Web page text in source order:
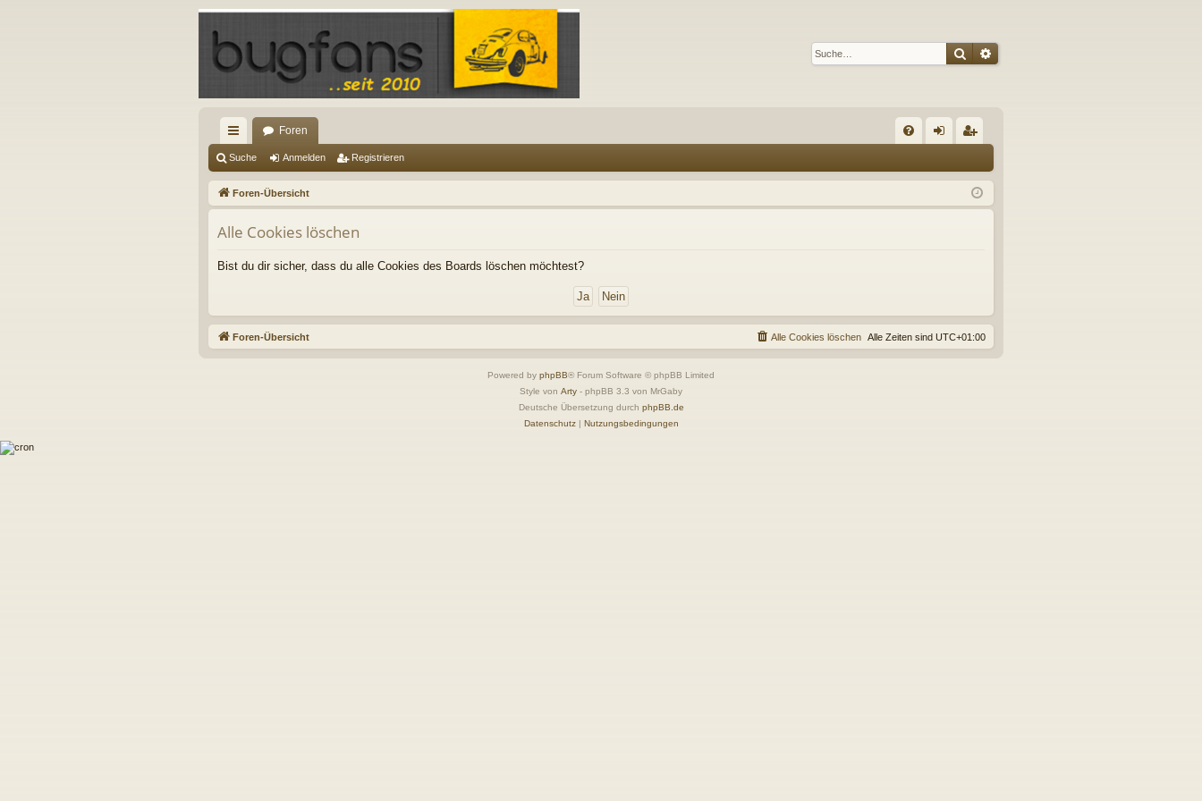
SucheErweiterte Suche
ch
ne
llz
ug
riff
Foren
Q m
el
ist
rie
Suche Anmelden Registrieren
Foren-Übersicht
Alle Cookies löschen
Bist du dir sicher, dass du alle Cookies des Boards löschen möchtest?
Foren-Übersicht Alle Zeiten sind UTC+01:00
Alle Cookies löschen
Powered by phpBB® Forum Software © phpBB Limited
Style von Arty - phpBB 3.3 von MrGaby
Deutsche Übersetzung durch phpBB.de
Datenschutz| Nutzungsbedingungen